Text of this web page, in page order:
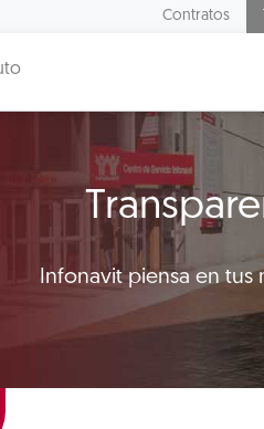
Contratos
Infonavit piensa en tus